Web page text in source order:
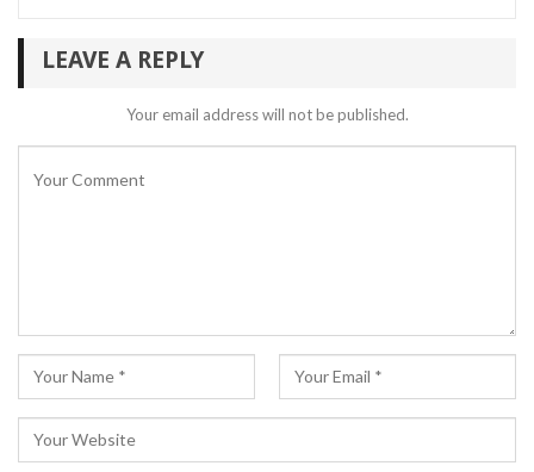
LEAVE A REPLY
Your email address will not be published.